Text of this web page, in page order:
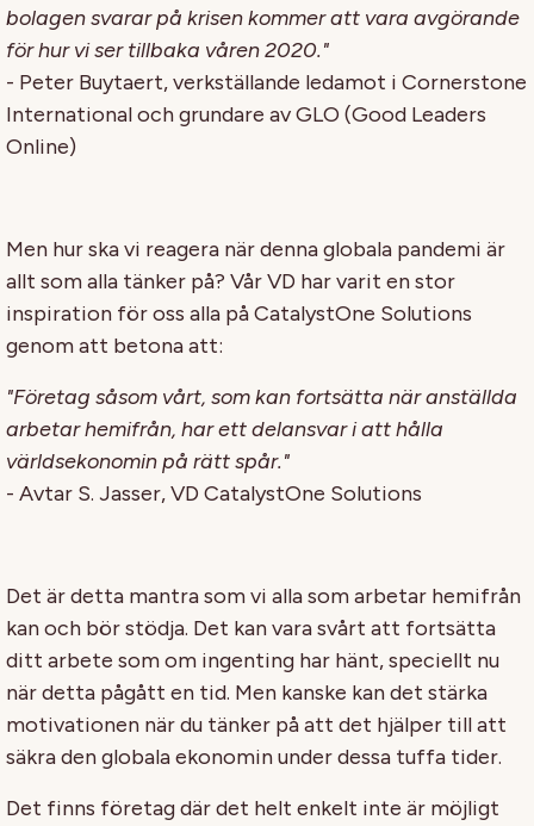
bolagen svarar på krisen kommer att vara avgörande
för hur vi ser tillbaka våren 2020."
- Peter Buytaert, verkställande ledamot i Cornerstone
International och grundare av GLO (Good Leaders
Online)
Men hur ska vi reagera när denna globala pandemi är
allt som alla tänker på? Vår VD har varit en stor
inspiration för oss alla på CatalystOne Solutions
genom att betona att:
"Företag såsom vårt, som kan fortsätta när anställda
arbetar hemifrån, har ett delansvar i att hålla
världsekonomin på rätt spår."
- Avtar S. Jasser, VD CatalystOne Solutions
Det är detta mantra som vi alla som arbetar hemifrån
kan och bör stödja. Det kan vara svårt att fortsätta
ditt arbete som om ingenting har hänt, speciellt nu
när detta pågått en tid. Men kanske kan det stärka
motivationen när du tänker på att det hjälper till att
säkra den globala ekonomin under dessa tuffa tider.
Det finns företag där det helt enkelt inte är möjligt